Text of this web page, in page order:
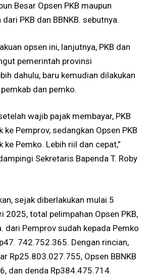
Besar Opsen PKB maupun
dari PKB dan BBNKB. sebutnya.
opsen ini, lanjutnya, PKB dan
pemerintah provinsi
dahulu, baru kemudian dilakukan
dan pemko.
wajib pajak membayar, PKB
ke Pemprov, sedangkan Opsen PKB
ke Pemko. Lebih riil dan cepat,”
Sekretaris Bapenda T. Roby
sejak diberlakukan mulai 5
2025, total pelimpahan Opsen PKB,
dari Pemprov sudah kepada Pemko
742.752.365. Dengan rincian,
Rp25.803.027.755, Opsen BBNKB
dan denda Rp384.475.714.